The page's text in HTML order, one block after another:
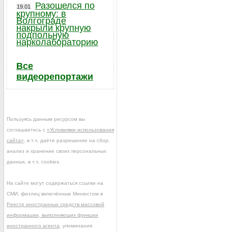
19.01
Разошелся по
крупному: в
Волгограде
накрыли крупную
подпольную
нарколабораторию
Все
видеорепортажи
Пользуясь данным ресурсом вы
соглашаетесь с «Условиями использования
сайта» , в т.ч. даёте разрешение на сбор,
анализ и хранение своих персональных
данных, в т.ч. cookies.
На сайте могут содержаться ссылки на
СМИ, физлиц включённые Минюстом в
Реестр иностранных средств массовой
информации, выполняющих функции
иностранного агента , упоминания